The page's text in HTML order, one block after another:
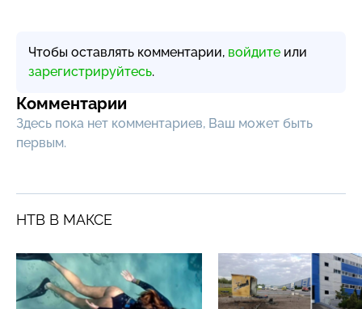
Чтобы оставлять комментарии, войдите или
зарегистрируйтесь.
Комментарии
Здесь пока нет комментариев, Ваш может быть
первым.
НТВ В МАКСЕ